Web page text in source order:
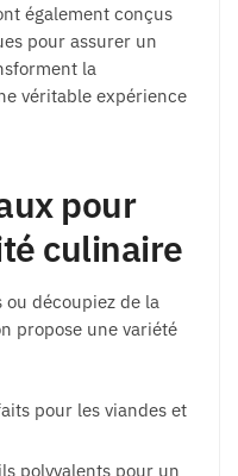
également conçus
pour assurer un
la
véritable expérience
pour
culinaire
ou découpiez de la
propose une variété
pour les viandes et
polyvalents pour un